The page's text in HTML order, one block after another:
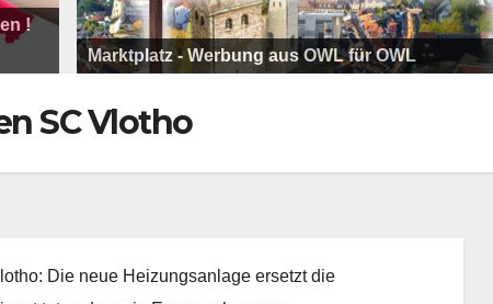
Abgegrätscht Saison 26/27 Folge 1 - KW
Marktplatz - Werbung aus OWL für OWL
Marktplatz: media productiv | Ihr Partner für
Kommunikation und Unterhaltungskonzepte
Marktplatz - Werbung aus OWL für OWL
Marktplatz: funnjoy Eventservice
Marktplatz - Werbung aus OWL für OWL
Marktplatz: Montage Exklusiv – Möbel, Küchen,
Marktplatz - Werbung aus OWL für OWL
Sound Store - Der Plattenladen in der Region
SC Vlotho
Die neue Heizungsanlage ersetzt die